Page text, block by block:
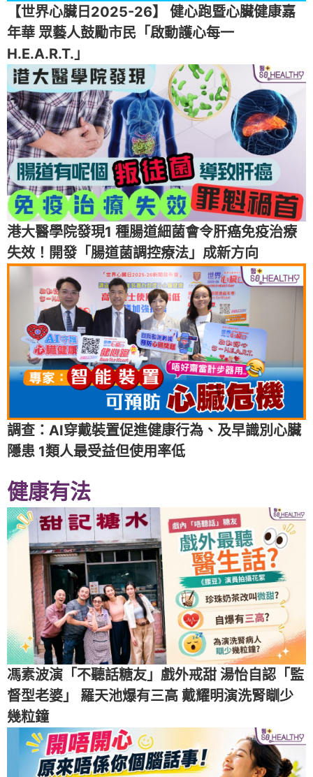
【世界心臟日2025-26】 健心跑暨心臟健康嘉
年華 眾藝人鼓勵市民「啟動護心每一
H.E.A.R.T.」
港大醫學院發現1 種腸道細菌會令肝癌免疫治療
失效！開發「腸道菌調控療法」成新方向
調查：AI穿戴裝置促進健康行為、及早識別心臟
隱患 1類人最受益但使用率低
健康有法
馮素波演「不聽話糖友」戲外戒甜 湯怡自認「監
督型老婆」 羅天池爆有三高 戴耀明演洗腎瞓少
幾粒鐘